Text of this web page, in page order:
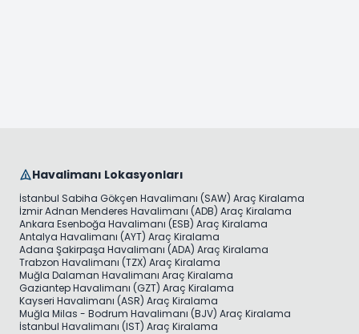
Havalimanı Lokasyonları
İstanbul Sabiha Gökçen Havalimanı (SAW) Araç Kiralama
İzmir Adnan Menderes Havalimanı (ADB) Araç Kiralama
Ankara Esenboğa Havalimanı (ESB) Araç Kiralama
Antalya Havalimanı (AYT) Araç Kiralama
Adana Şakirpaşa Havalimanı (ADA) Araç Kiralama
Trabzon Havalimanı (TZX) Araç Kiralama
Muğla Dalaman Havalimanı Araç Kiralama
Gaziantep Havalimanı (GZT) Araç Kiralama
Kayseri Havalimanı (ASR) Araç Kiralama
Muğla Milas - Bodrum Havalimanı (BJV) Araç Kiralama
İstanbul Havalimanı (IST) Araç Kiralama